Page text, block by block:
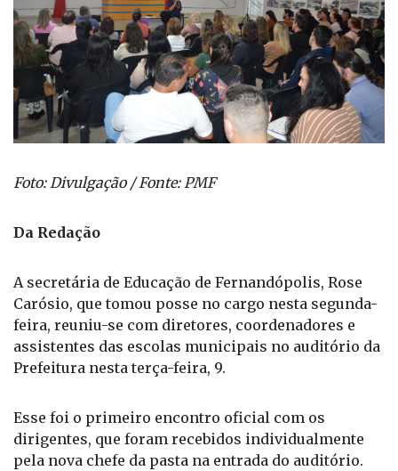
Foto: Divulgação / Fonte: PMF
Da Redação
A secretária de Educação de Fernandópolis, Rose
Carósio, que tomou posse no cargo nesta segunda-
feira, reuniu-se com diretores, coordenadores e
assistentes das escolas municipais no auditório da
Prefeitura nesta terça-feira, 9.
Esse foi o primeiro encontro oficial com os
dirigentes, que foram recebidos individualmente
pela nova chefe da pasta na entrada do auditório.